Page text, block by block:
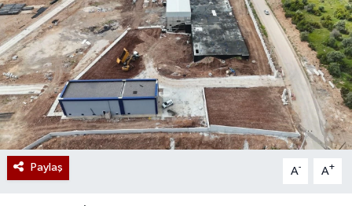
Paylaş A- A+